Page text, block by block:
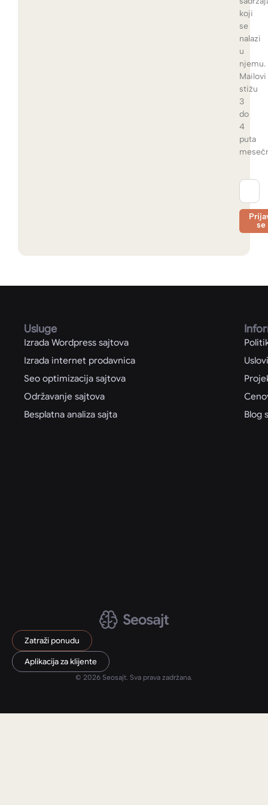
koji
se
nalazi
u
njemu.
Mailovi
stižu
3
do
4
puta
se
Usluge
Izrada Wordpress sajtova
Izrada internet prodavnica
Seo optimizacija sajtova
Održavanje sajtova
Besplatna analiza sajta
Blog
Zatraži ponudu
Aplikacija za klijente
© 2026 Seosajt. Sva prava zadržana.